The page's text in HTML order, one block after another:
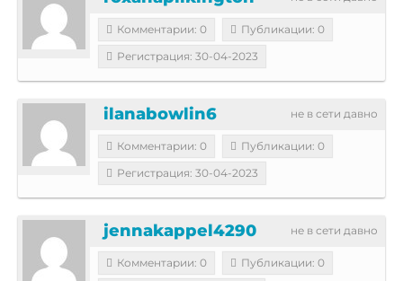
Комментарии: 0
Публикации: 0
Регистрация: 30-04-2023
не в сети давно
ilanabowlin6
Комментарии: 0
Публикации: 0
Регистрация: 30-04-2023
не в сети давно
jennakappel4290
Комментарии: 0
Публикации: 0